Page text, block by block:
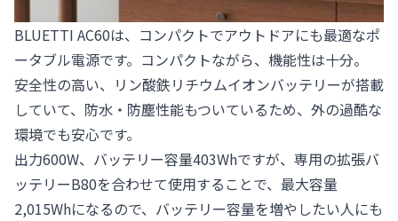
BLUETTI AC60は、コンパクトでアウトドアにも最適なポ
ータブル電源です。コンパクトながら、機能性は十分。
安全性の高い、リン酸鉄リチウムイオンバッテリーが搭載
していて、防水・防塵性能もついているため、外の過酷な
環境でも安心です。
出力600W、バッテリー容量403Whですが、専用の拡張バ
ッテリーB80を合わせて使用することで、最大容量
2,015Whになるので、バッテリー容量を増やしたい人にも